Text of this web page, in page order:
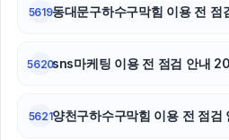
5619동대문구하수구막힘 이용 전
5620sns마케팅 이용 전 점검 안내
5621양천구하수구막힘 이용 전 점